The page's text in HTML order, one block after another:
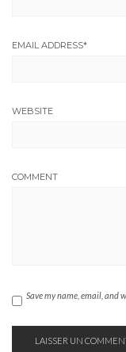
EMAIL ADDRESS*
WEBSITE
COMMENT
Save my name, email, and